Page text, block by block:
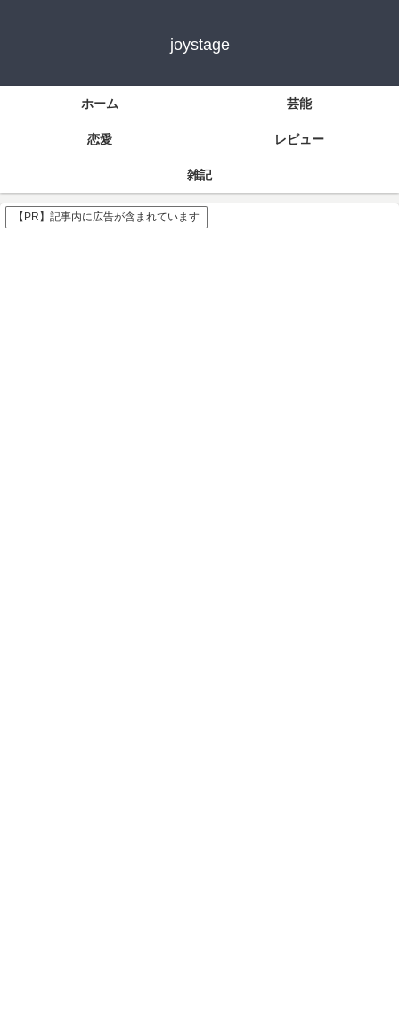
joystage
ホーム 芸能
恋愛 レビュー
雑記
【PR】記事内に広告が含まれています